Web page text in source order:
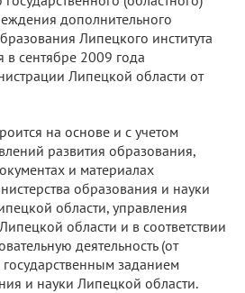
дополнительного
Липецкого института
в сентябре 2009 года
Липецкой области от
на основе и с учетом
развития образования,
и материалах
образования и науки
области, управления
области и в соответствии
деятельность (от
заданием
и науки Липецкой области.